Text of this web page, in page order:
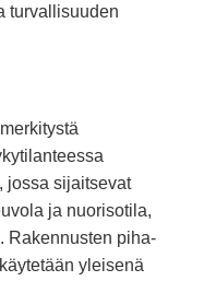
turvallisuuden
jossa sijaitsevat
ja nuorisotila,
Rakennusten piha-
yleisenä